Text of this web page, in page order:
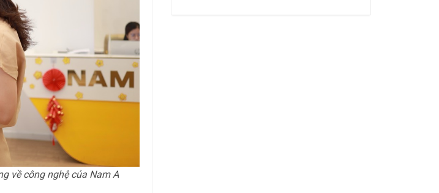
về công nghệ của Nam A